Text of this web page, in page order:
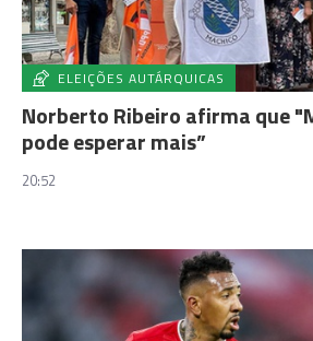
ELEIÇÕES AUTÁRQUICAS
Norberto Ribeiro afirma que
pode esperar mais”
20:52